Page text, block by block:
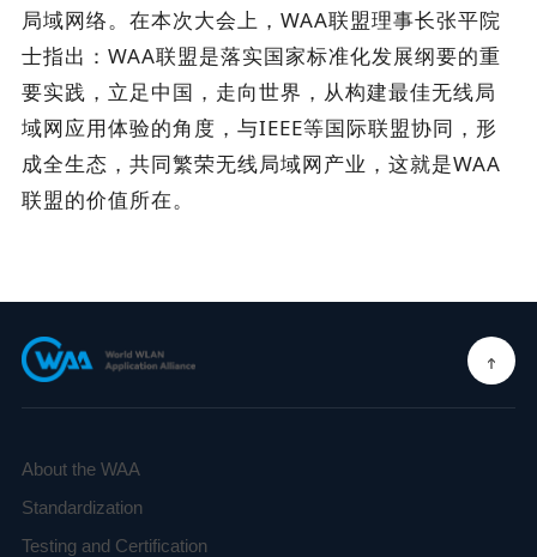
局域网络。在本次大会上，WAA联盟理事长张平院
士指出：WAA联盟是落实国家标准化发展纲要的重
要实践，立足中国，走向世界，从构建最佳无线局
域网应用体验的角度，与IEEE等国际联盟协同，形
成全生态，共同繁荣无线局域网产业，这就是WAA
联盟的价值所在。
About the WAA
Standardization
Testing and Certification